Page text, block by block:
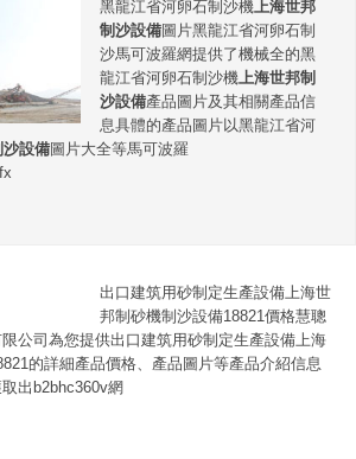
黑龍江省河卵石制沙機上海世邦
制沙設備圖片黑龍江省河卵石制
沙馬可波羅網提供了機械全的黑
龍江省河卵石制沙機上海世邦制
沙設備產品圖片及其相關產品信
息具體的產品圖片以黑龍江省河
沙設備圖片大全等馬可波羅
出口建筑用砂制定生產設備上海世
邦制砂機制沙設備18821價格慧聰
公司為您提供出口建筑用砂制定生產設備上海
的詳細產品價格、產品圖片等產品介紹信息
出b2bhc360v網